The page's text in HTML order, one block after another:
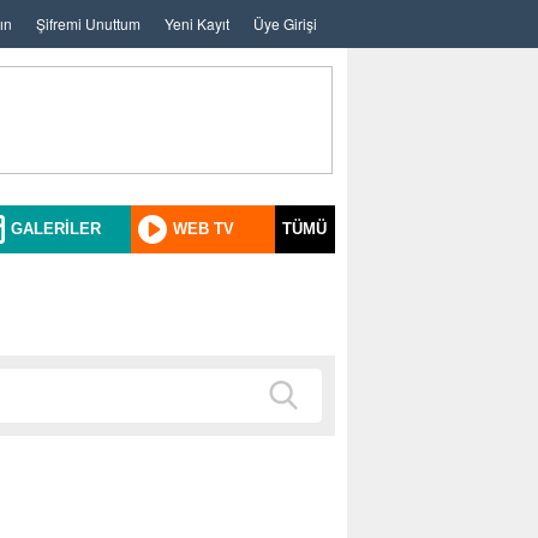
Şifremi Unuttum Yeni Kayıt Üye Girişi
GALERİLER WEB TV TÜMÜ